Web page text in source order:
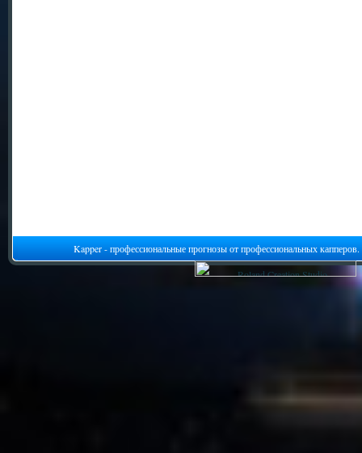
Kapper - профессиональные прогнозы от профессиональных